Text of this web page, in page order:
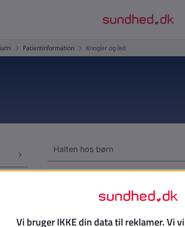
Halten hos børn
Köhlers sygdom
Kraniosynostose
Læg, indadroteret